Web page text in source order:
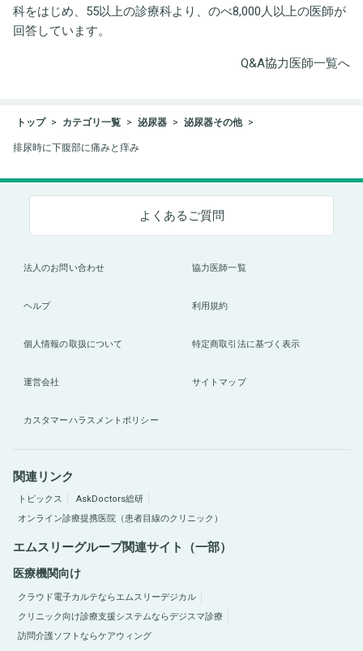
科をはじめ、55以上の診療科より、のべ8,000人以上の医師が
回答しています。
Q&A協力医師一覧へ
トップ カテゴリ一覧 泌尿器 泌尿器その他
排尿時に下腹部に痛みと痒み
よくあるご質問
法人のお問い合わせ 協力医師一覧
ヘルプ 利用規約
個人情報の取扱について 特定商取引法に基づく表示
運営会社 サイトマップ
カスタマーハラスメントポリシー
関連リンク
トピックス
AskDoctors総研
オンライン診療提携医院（患者目線のクリニック）
エムスリーグループ関連サイト（一部）
医療機関向け
クラウド電子カルテならエムスリーデジカル
クリニック向け診療支援システムならデジスマ診療
訪問介護ソフトならケアウィング